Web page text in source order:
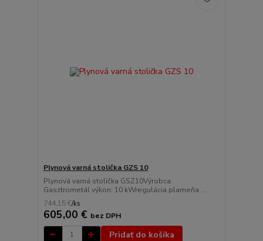
Plynová varná stolička GZS 10
Plynová varná stolička GSZ10Výrobca:
Gasztrometál výkon: 10 kWregulácia plameňa ...
744,15 €/ks
605,00 € bez DPH
Pridať do košíka